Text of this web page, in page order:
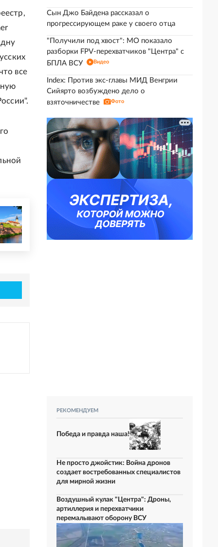
все
Сын Джо Байдена рассказал о
прогрессирующем раке у своего отца
"Получили под хвост": МО показало
разборки FPV-перехватчиков "Центра" с
БПЛА ВСУ
Видео
Index: Против экс-главы МИД Венгрии
Сийярто возбуждено дело о
взяточничестве
Фото
РЕКОМЕНДУЕМ
Победа и правда наша!
Не просто джойстик: Война дронов
создает востребованных специалистов
для мирной жизни
Воздушный кулак "Центра": Дроны,
артиллерия и перехватчики
перемалывают оборону ВСУ